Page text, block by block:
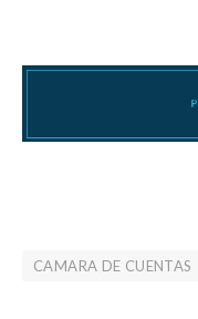
CAMARA DE CUENTAS